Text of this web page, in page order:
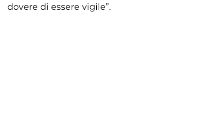
dovere di essere vigile”.